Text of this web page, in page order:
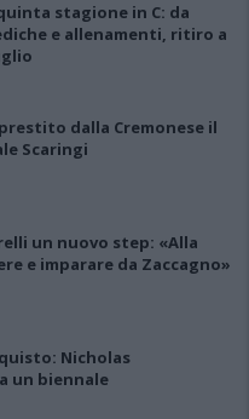
stagione in C: da
e allenamenti, ritiro a
dalla Cremonese il
Scaringi
un nuovo step: «Alla
e imparare da Zaccagno»
Nicholas
un biennale